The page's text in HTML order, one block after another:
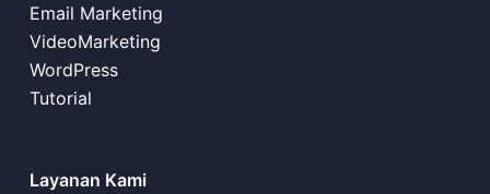
Email Marketing
VideoMarketing
WordPress
Tutorial
Layanan Kami